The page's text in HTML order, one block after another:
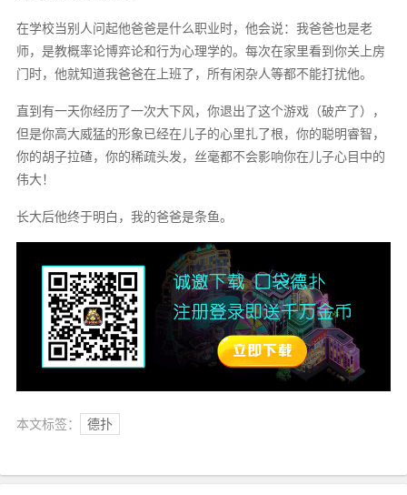
在学校当别人问起他爸爸是什么职业时，他会说：我爸爸也是老
师，是教概率论博弈论和行为心理学的。每次在家里看到你关上房
门时，他就知道我爸爸在上班了，所有闲杂人等都不能打扰他。
直到有一天你经历了一次大下风，你退出了这个游戏（破产了），
但是你高大威猛的形象已经在儿子的心里扎了根，你的聪明睿智，
你的胡子拉碴，你的稀疏头发，丝毫都不会影响你在儿子心目中的
伟大！
长大后他终于明白，我的爸爸是条鱼。
本文标签： 德扑